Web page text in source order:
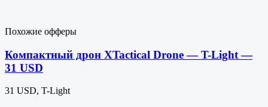
Похожие офферы
Компактный дрон XTactical Drone — T-Light —
31 USD
31 USD, T-Light